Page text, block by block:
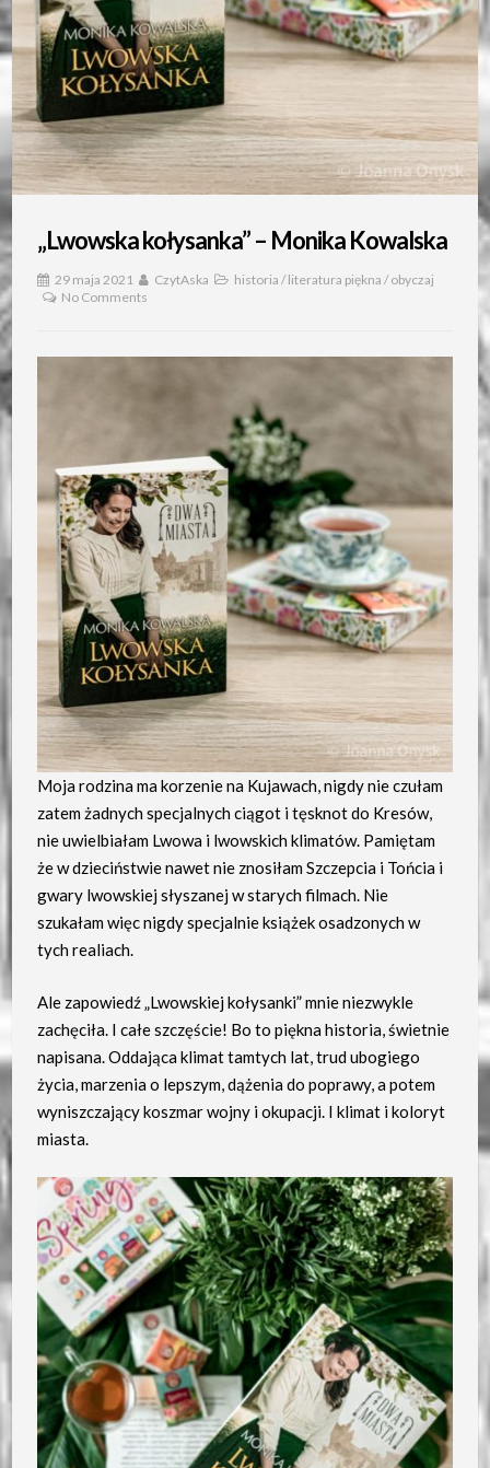
„Lwowska kołysanka” – Monika Kowalska
29 maja 2021 CzytAska historia /literatura piękna /obyczaj
No Comments
Moja rodzina ma korzenie na Kujawach, nigdy nie czułam
zatem żadnych specjalnych ciągot i tęsknot do Kresów,
nie uwielbiałam Lwowa i lwowskich klimatów. Pamiętam
że w dzieciństwie nawet nie znosiłam Szczepcia i Tońcia i
gwary lwowskiej słyszanej w starych filmach. Nie
szukałam więc nigdy specjalnie książek osadzonych w
tych realiach.
Ale zapowiedź „Lwowskiej kołysanki” mnie niezwykle
zachęciła. I całe szczęście! Bo to piękna historia, świetnie
napisana. Oddająca klimat tamtych lat, trud ubogiego
życia, marzenia o lepszym, dążenia do poprawy, a potem
wyniszczający koszmar wojny i okupacji. I klimat i koloryt
miasta.